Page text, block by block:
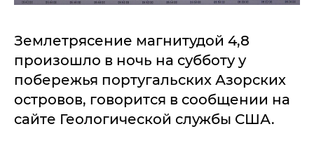
Землетрясение магнитудой 4,8
произошло в ночь на субботу у
побережья португальских Азорских
островов, говорится в сообщении на
сайте Геологической службы США.